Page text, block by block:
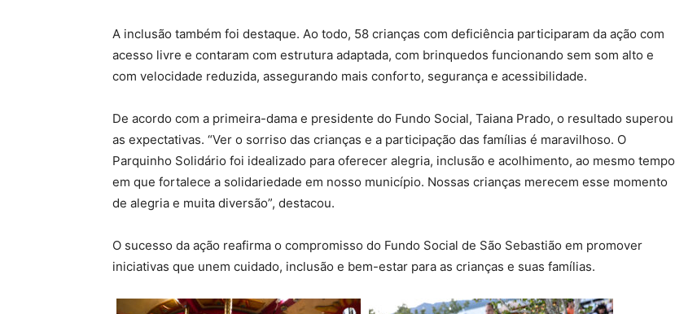
A inclusão também foi destaque. Ao todo, 58 crianças com deficiência participaram da ação com
acesso livre e contaram com estrutura adaptada, com brinquedos funcionando sem som alto e
com velocidade reduzida, assegurando mais conforto, segurança e acessibilidade.
De acordo com a primeira-dama e presidente do Fundo Social, Taiana Prado, o resultado superou
as expectativas. “Ver o sorriso das crianças e a participação das famílias é maravilhoso. O
Parquinho Solidário foi idealizado para oferecer alegria, inclusão e acolhimento, ao mesmo tempo
em que fortalece a solidariedade em nosso município. Nossas crianças merecem esse momento
de alegria e muita diversão”, destacou.
O sucesso da ação reafirma o compromisso do Fundo Social de São Sebastião em promover
iniciativas que unem cuidado, inclusão e bem-estar para as crianças e suas famílias.